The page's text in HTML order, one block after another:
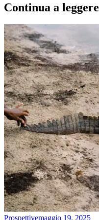
Continua a leggere
Prospettivemaggio 19, 2025